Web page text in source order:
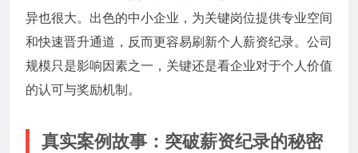
异也很大。出色的中小企业，为关键岗位提供专业空间
和快速晋升通道，反而更容易刷新个人薪资纪录。公司
规模只是影响因素之一，关键还是看企业对于个人价值
的认可与奖励机制。
真实案例故事：突破薪资纪录的秘密